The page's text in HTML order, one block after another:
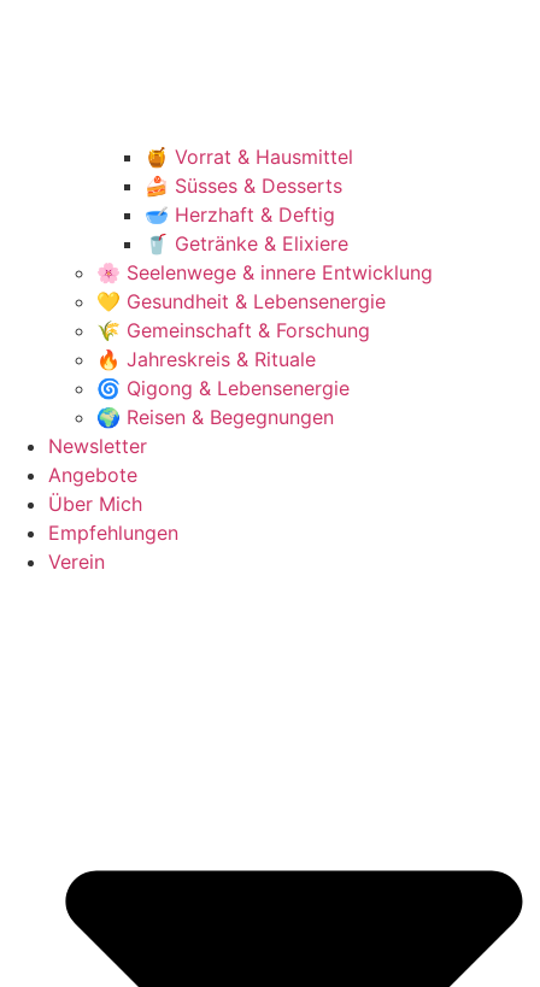
🍯 Vorrat & Hausmittel
🍰 Süsses & Desserts
🥣 Herzhaft & Deftig
🥤 Getränke & Elixiere
🌸 Seelenwege & innere Entwicklung
💛 Gesundheit & Lebensenergie
🌾 Gemeinschaft & Forschung
🔥 Jahreskreis & Rituale
🌀 Qigong & Lebensenergie
🌍 Reisen & Begegnungen
Newsletter
Angebote
Über Mich
Empfehlungen
Verein